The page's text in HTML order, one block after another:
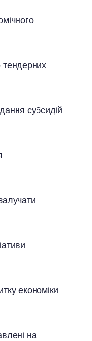
тендерних
субсидій
економіки
на